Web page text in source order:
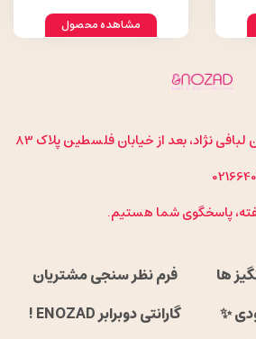
مشاهده محصول
نژاد، بعد از خیابان فلسطین پلاک 83
ها
فرم نظر سنجی مشتریان
✨
گارانتی دوبرابر ENOZAD !